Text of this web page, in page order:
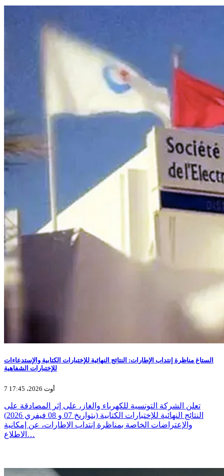
الستاغ مناظرة إنتداب الإطارات: النتائج النهائية للإختبارات الكتابية والإستدعاءات
للإختبارات الشفاهية
7 أوت 2026، 17:45
تعلن الشركة التونسية للكهرباء والغاز، على إثر المصادقة على
النتائج النهائية للإختبارات الكتابية (بتواريخ 07 و 08 فيفري 2026)
والإعتراضات الخاصة بمناظرة إنتداب الإطارات، عن إمكانية
الاطلاع…